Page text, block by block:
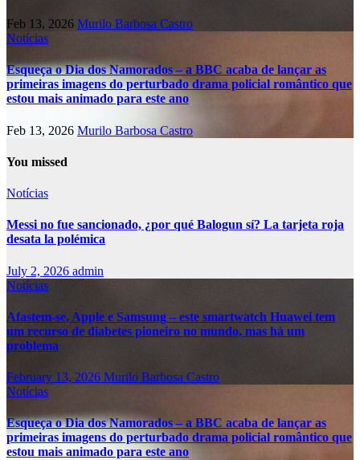
Feb 13, 2026 Murilo Barbosa Castro
Notícias
Esqueça o Dia dos Namorados – a BBC acaba de lançar as
primeiras imagens do perturbado drama policial romântico que
estou mais animado para este ano
Feb 13, 2026 Murilo Barbosa Castro
You missed
Notícias
Messi no fue sancionado, ¿por qué Balogun sí? La tarjeta roja
desata la polémica
July 2, 2026 admin
Notícias
Afastem-se, Apple e Samsung – este smartwatch Huawei tem
um recurso de diabetes pioneiro no mundo, mas há um
problema
February 13, 2026 Murilo Barbosa Castro
Notícias
Esqueça o Dia dos Namorados – a BBC acaba de lançar as
primeiras imagens do perturbado drama policial romântico que
estou mais animado para este ano